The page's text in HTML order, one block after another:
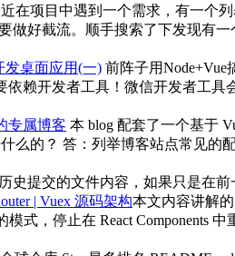
在项目中遇到一个需求，有一个
好截流。顺手搜索了下发现有
桌面应用(一) 前阵子用
依赖开发者工具！微信开发者工
专属博客 本 blog 配套了一个基于
么的？ 答：列举博客站点常见
史提交的文件内容，如果只是在前
| Vuex 源码架构本文内容讲解的
式，停止在 React Components 中